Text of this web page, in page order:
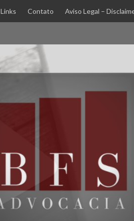
Links Contato Aviso Legal –